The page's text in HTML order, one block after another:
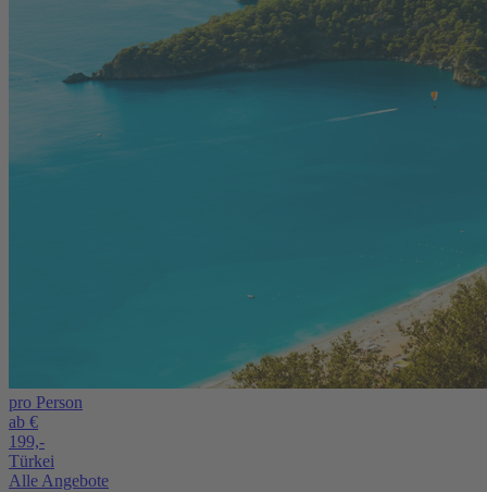
pro Person
ab €
199,-
Türkei
Alle Angebote